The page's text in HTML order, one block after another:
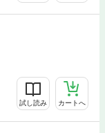
試し読み カートへ